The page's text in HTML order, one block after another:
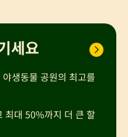
세요
생동물 공원의 최고를
최대 50%까지 더 큰 할